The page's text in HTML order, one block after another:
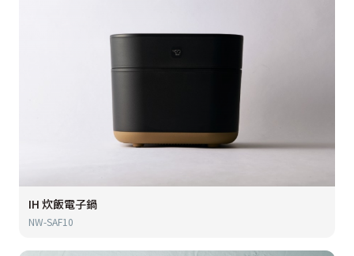
IH 炊飯電子鍋
NW-SAF10